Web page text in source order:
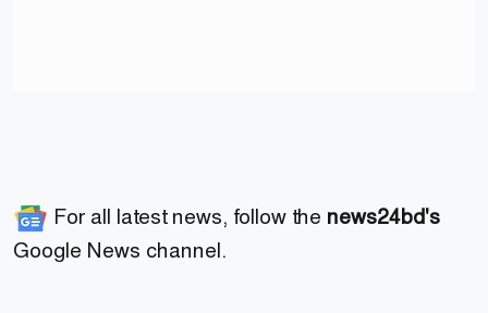
For all latest news, follow the news24bd's
Google News channel.